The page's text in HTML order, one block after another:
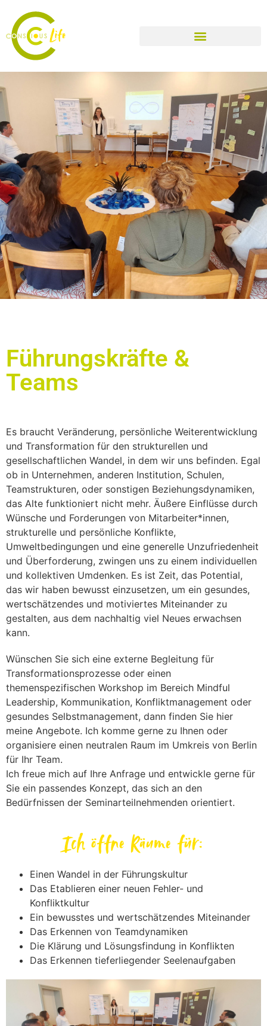
Führungskräfte &
Teams
Es braucht Veränderung, persönliche Weiterentwicklung
und Transformation für den strukturellen und
gesellschaftlichen Wandel, in dem wir uns befinden. Egal
ob in Unternehmen, anderen Institution, Schulen,
Teamstrukturen, oder sonstigen Beziehungsdynamiken,
das Alte funktioniert nicht mehr. Äußere Einflüsse durch
Wünsche und Forderungen von Mitarbeiter*innen,
strukturelle und persönliche Konflikte,
Umweltbedingungen und eine generelle Unzufriedenheit
und Überforderung, zwingen uns zu einem individuellen
und kollektiven Umdenken. Es ist Zeit, das Potential,
das wir haben bewusst einzusetzen, um ein gesundes,
wertschätzendes und motiviertes Miteinander zu
gestalten, aus dem nachhaltig viel Neues erwachsen
kann.
Wünschen Sie sich eine externe Begleitung für
Transformationsprozesse oder einen
themenspezifischen Workshop im Bereich Mindful
Leadership, Kommunikation, Konfliktmanagement oder
gesundes Selbstmanagement, dann finden Sie hier
meine Angebote. Ich komme gerne zu Ihnen oder
organisiere einen neutralen Raum im Umkreis von Berlin
für Ihr Team.
Ich freue mich auf Ihre Anfrage und entwickle gerne für
Sie ein passendes Konzept, das sich an den
Bedürfnissen der Seminarteilnehmenden orientiert.
Ich öffne Räume für:
Einen Wandel in der Führungskultur
Das Etablieren einer neuen Fehler- und
Konfliktkultur
Ein bewusstes und wertschätzendes Miteinander
Das Erkennen von Teamdynamiken
Die Klärung und Lösungsfindung in Konflikten
Das Erkennen tieferliegender Seelenaufgaben